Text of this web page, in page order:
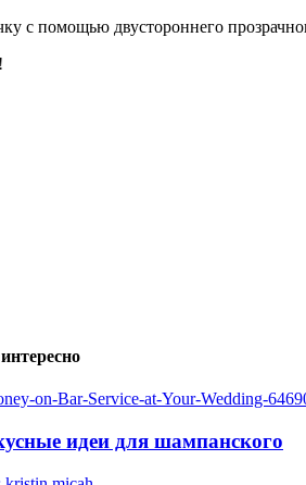
с помощью двустороннего
идеи для шампанского